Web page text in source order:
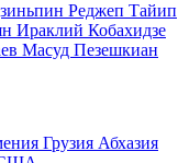
Реджеп Тайип
Ираклий Кобахидзе
Масуд Пезешкиан
Грузия Абхазия